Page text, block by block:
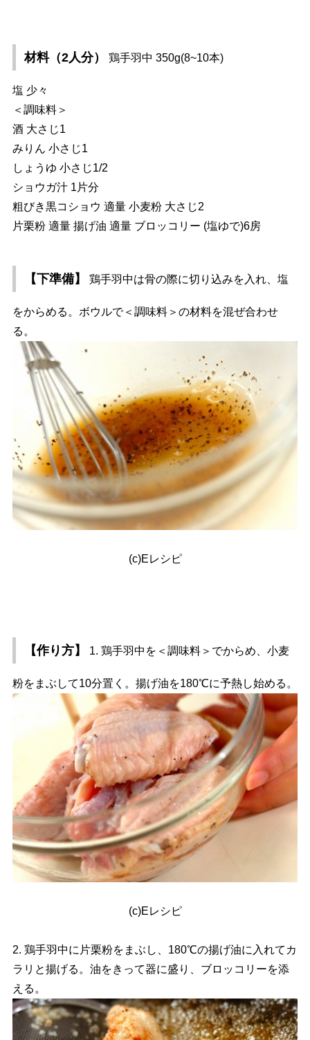
材料（2人分） 鶏手羽中 350g(8~10本)
塩 少々
＜調味料＞
酒 大さじ1
みりん 小さじ1
しょうゆ 小さじ1/2
ショウガ汁 1片分
粗びき黒コショウ 適量 小麦粉 大さじ2
片栗粉 適量 揚げ油 適量 ブロッコリー (塩ゆで)6房
【下準備】 鶏手羽中は骨の際に切り込みを入れ、塩
をからめる。ボウルで＜調味料＞の材料を混ぜ合わせ
る。
(c)Eレシピ
【作り方】 1. 鶏手羽中を＜調味料＞でからめ、小麦
粉をまぶして10分置く。揚げ油を180℃に予熱し始める。
(c)Eレシピ
2. 鶏手羽中に片栗粉をまぶし、180℃の揚げ油に入れてカ
ラリと揚げる。油をきって器に盛り、ブロッコリーを添
える。